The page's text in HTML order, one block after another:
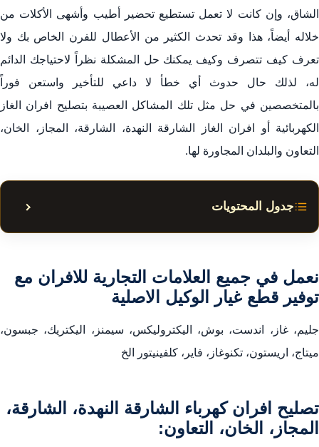
الشاق، وإن كانت لا تعمل تستطيع تحضير أطيب وأشهى الأكلات من
خلاله أيضاً، هذا وقد تحدث الكثير من الأعطال للفرن الخاص بك ولا
تعرف كيف تتصرف وكيف يمكنك حل المشكلة نظراً لاحتياجك الدائم
له، لذلك حال حدوث أي خطأ لا داعي للتأخير واستعن فوراً
بالمتخصصين في حل مثل تلك المشاكل العصيبة بتصليح افران الغاز
الكهربائية أو افران الغاز الشارقة النهدة، الشارقة، المجاز، الخان،
التعاون والبلدان المجاورة لها.
جدول المحتويات إظهار
نعمل في جميع العلامات التجارية للافران مع توفير قطع غيار
الوكيل الاصلية
التعاون:
صيانة افران كهربائية الشارقة النهدة، الشارقة، المجاز، الخان،
التعاون:
نعمل في جميع العلامات التجارية للافران مع
توفير قطع غيار الوكيل الاصلية
جليم، غاز، اندست، بوش، اليكتروليكس، سيمنز، اليكتريك، جبسون،
ميتاج، اريستون، تكنوغاز، فاير، كلفينيتور الخ
تصليح افران كهرباء الشارقة النهدة، الشارقة،
المجاز، الخان، التعاون: